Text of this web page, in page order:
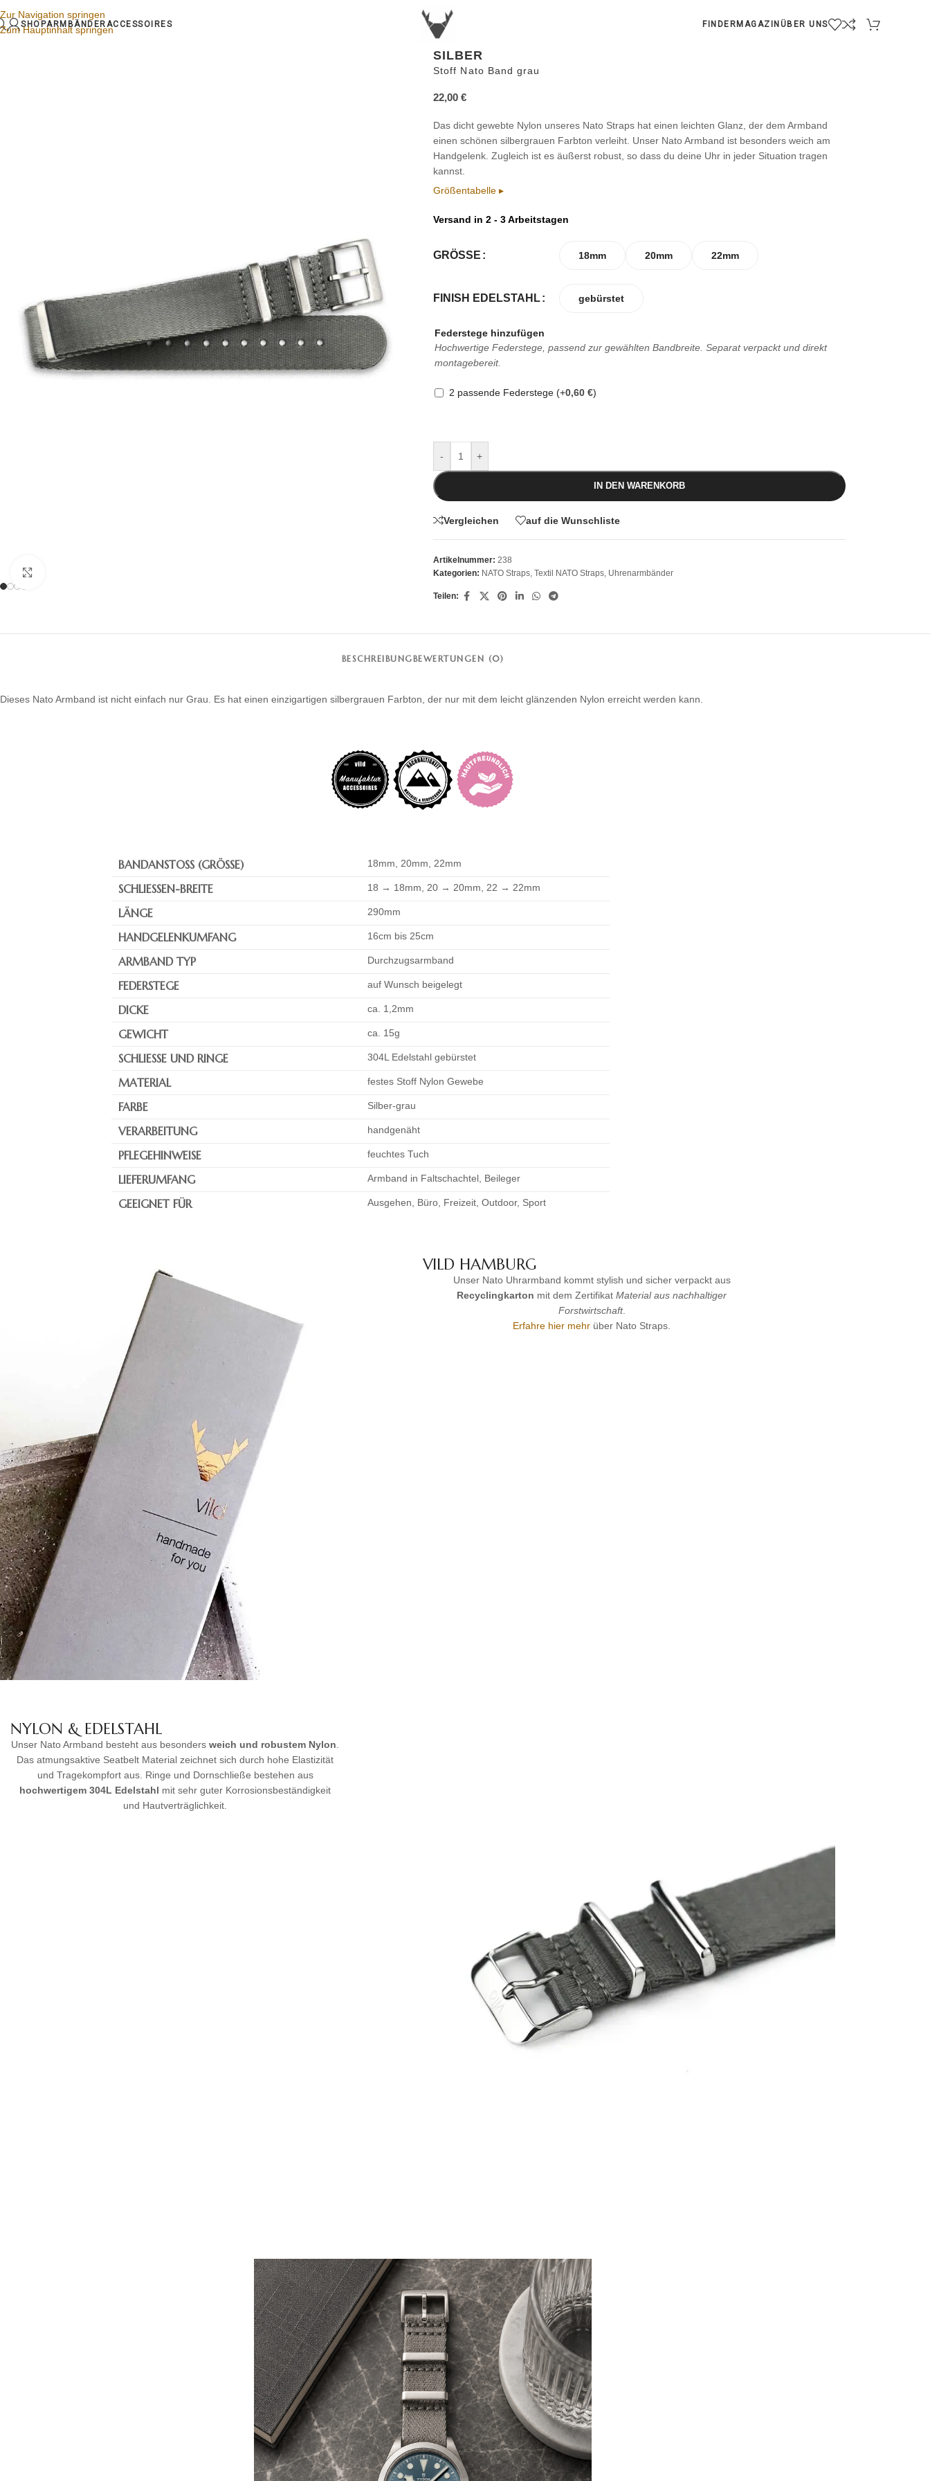
Zur Navigation springen
Zum Hauptinhalt springen
SHOPARMBÄNDERACCESSOIRES FINDER MAGAZIN ÜBER UNS
SILBER
Stoff Nato Band grau
22,00 €
Das dicht gewebte Nylon unseres Nato Straps hat einen leichten Glanz, der dem Armband
einen schönen silbergrauen Farbton verleiht. Unser Nato Armband ist besonders weich am
Handgelenk. Zugleich ist es äußerst robust, so dass du deine Uhr in jeder Situation tragen
kannst.
Größentabelle ▸
Versand in 2 - 3 Arbeitstagen
GRÖSSE 18mm 20mm 22mm
FINISH EDELSTAHL gebürstet
Federstege hinzufügen
Hochwertige Federstege, passend zur gewählten Bandbreite. Separat verpackt und direkt
montagebereit.
2 passende Federstege (+0,60 €)
- +
IN DEN WARENKORB
Vergleichen auf die Wunschliste
Artikelnummer: 238
Kategorien: NATO Straps, Textil NATO Straps, Uhrenarmbänder
Teilen:
BESCHREIBUNG BEWERTUNGEN (0)
Dieses Nato Armband ist nicht einfach nur Grau. Es hat einen einzigartigen silbergrauen Farbton, der nur mit dem leicht glänzenden Nylon erreicht werden kann.
BANDANSTOSS (GRÖSSE) 18mm, 20mm, 22mm
SCHLIESSEN-BREITE 18 → 18mm, 20 → 20mm, 22 → 22mm
LÄNGE 290mm
HANDGELENKUMFANG 16cm bis 25cm
ARMBAND TYP Durchzugsarmband
FEDERSTEGE auf Wunsch beigelegt
DICKE ca. 1,2mm
GEWICHT ca. 15g
SCHLIESSE UND RINGE 304L Edelstahl gebürstet
MATERIAL festes Stoff Nylon Gewebe
FARBE Silber-grau
VERARBEITUNG handgenäht
PFLEGEHINWEISE feuchtes Tuch
LIEFERUMFANG Armband in Faltschachtel, Beileger
GEEIGNET FÜR Ausgehen, Büro, Freizeit, Outdoor, Sport
VILD HAMBURG
Unser Nato Uhrarmband kommt stylish und sicher verpackt aus
Recyclingkarton mit dem ZertifikatMaterial aus nachhaltiger
Forstwirtschaft.
Erfahre hier mehr über Nato Straps.
NYLON & EDELSTAHL
Unser Nato Armband besteht aus besondersweich und robustem Nylon
Das atmungsaktive Seatbelt Material zeichnet sich durch hohe Elastizität
und Tragekompfort aus. Ringe und Dornschließe bestehen aus
hochwertigem 304L Edelstahl mit sehr guter Korrosionsbeständigkeit
und Hautverträglichkeit.